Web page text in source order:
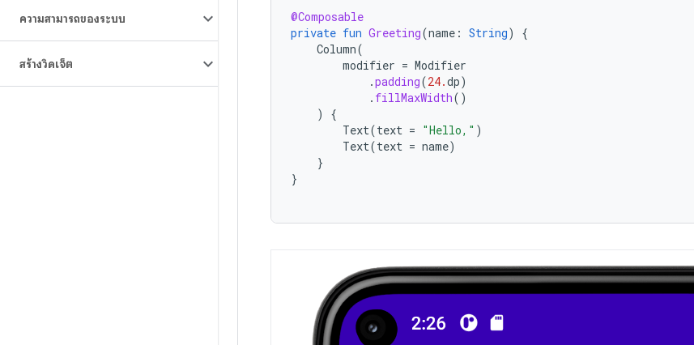
ความสามารถของระบบ
สร้างวิดเจ็ต
@Composable
private fun Greeting(name : String)
{
Column(
modifier = Modifier
.padding(24.dp)
. fillMaxWidth()
)
{
Text(text = "Hello," )
Text(text = name)
}
}